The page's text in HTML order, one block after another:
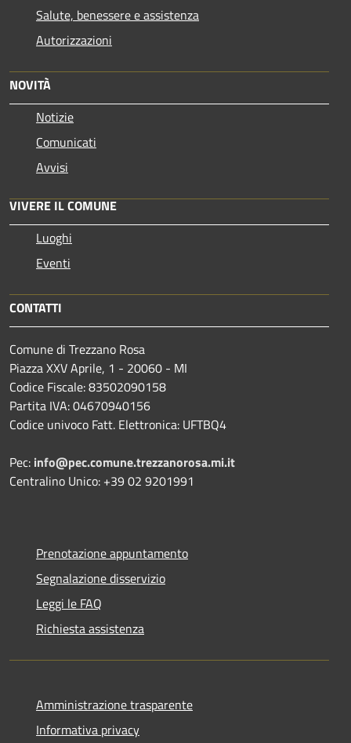
Salute, benessere e assistenza
Autorizzazioni
NOVITÀ
Notizie
Comunicati
Avvisi
VIVERE IL COMUNE
Luoghi
Eventi
CONTATTI
Comune di Trezzano Rosa
Piazza XXV Aprile, 1 - 20060 - MI
Codice Fiscale: 83502090158
Partita IVA: 04670940156
Codice univoco Fatt. Elettronica: UFTBQ4
Pec: info@pec.comune.trezzanorosa.mi.it
Centralino Unico: +39 02 9201991
Prenotazione appuntamento
Segnalazione disservizio
Leggi le FAQ
Richiesta assistenza
Amministrazione trasparente
Informativa privacy